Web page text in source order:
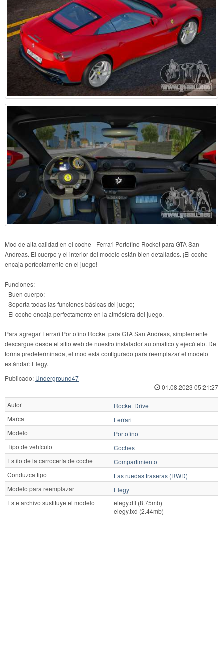
Mod de alta calidad en el coche - Ferrari Portofino Rocket para GTA San
Andreas. El cuerpo y el interior del modelo están bien detallados. ¡El coche
encaja perfectamente en el juego!
Funciones:
- Buen cuerpo;
- Soporta todas las funciones básicas del juego;
- El coche encaja perfectamente en la atmósfera del juego.
Para agregar Ferrari Portofino Rocket para GTA San Andreas, simplemente
descargue desde el sitio web de nuestro instalador automático y ejecútelo. De
forma predeterminada, el mod está configurado para reemplazar el modelo
estándar: Elegy.
Publicado: Underground47
01.08.2023 05:21:27
Autor
Rocket Drive
Marca
Ferrari
Modelo
Portofino
Tipo de vehículo
Coches
Estilo de la carrocería de coche
Compartimiento
Conduzca tipo
Las ruedas traseras (RWD)
Modelo para reemplazar
Elegy
Este archivo sustituye el modelo
elegy.dff (8.75mb)
elegy.txd (2.44mb)